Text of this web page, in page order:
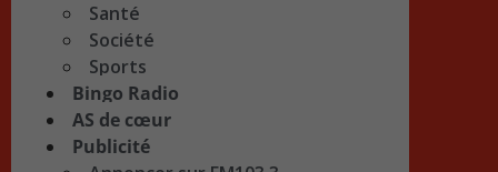
Santé
Société
Sports
Bingo Radio
AS de cœur
Publicité